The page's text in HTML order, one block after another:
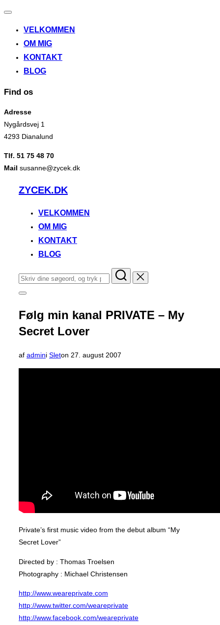
Slå
til/fra
VELKOMMEN
OM MIG
KONTAKT
BLOG
Find os
Adresse
Nygårdsvej 1
4293 Dianalund
Tlf. 51 75 48 70
Mail susanne@zycek.dk
VidereZYCEK.DK
VELKOMMEN
OM MIG
KONTAKT
BLOG
Søg
efter:
Slå
i
sidekolonne
til/fra
Følg min kanal PRIVATE – My
Secret Lover
af admini Sleton Udgivet
d.
27. august 2007
Private’s first music video from the debut album “My
Secret Lover”
Directed by : Thomas Troelsen
Photography : Michael Christensen
http://www.weareprivate.com
http://www.twitter.com/weareprivate
http://www.facebook.com/weareprivate